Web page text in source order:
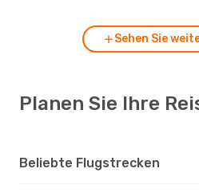
Sehen Sie
Planen Sie Ihre
Beliebte Flugstrecken